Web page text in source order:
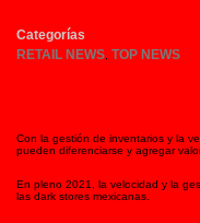
Categorías
RETAIL NEWS TOP NEWS
Con la gestión de inventarios y la
pueden diferenciarse y agregar
En pleno 2021, la velocidad y la
las dark stores mexicanas.